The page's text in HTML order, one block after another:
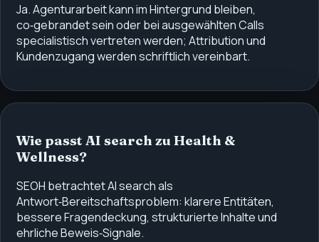
Ja. Agenturarbeit kann im Hintergrund bleiben,
co‑gebrandet sein oder bei ausgewählten Calls
specialistisch vertreten werden; Attribution und
Kundenzugang werden schriftlich vereinbart.
Wie passt AI search zu Health &
Wellness?
SEOH betrachtet AI search als
Antwort‑Bereitschaftsproblem: klarere Entitäten,
bessere Fragendeckung, strukturierte Inhalte und
ehrliche Beweis‑Signale.